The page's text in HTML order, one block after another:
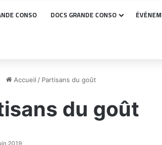
CONSO DOCS GRANDE CONSO
Accueil / Partisans du goût
du goût
2019